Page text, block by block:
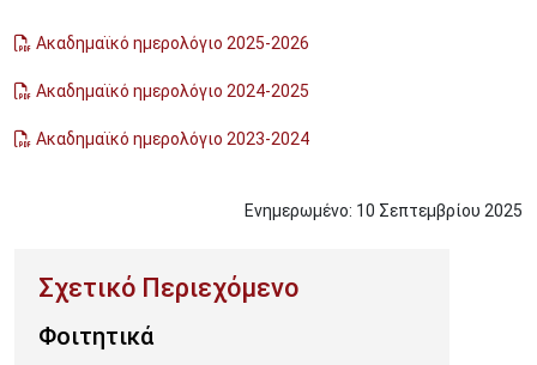
Ακαδημαϊκό ημερολόγιο 2025-2026
Ακαδημαϊκό ημερολόγιο 2024-2025
Ακαδημαϊκό ημερολόγιο 2023-2024
Ενημερωμένο: 10 Σεπτεμβρίου 2025
Φοιτητικά